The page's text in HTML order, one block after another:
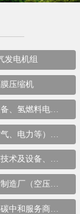
发电机组
膜压缩机
、氢燃料电…
、电力等）…
术及设备、…
造厂（空压…
中和服务商…